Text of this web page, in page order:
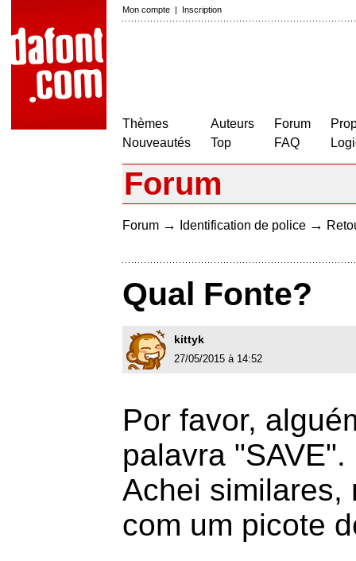
Mon compte | Inscription
Thèmes
Nouveautés
Auteurs
Top
Forum
FAQ
Forum
Forum → Identification de police →
Qual Fonte?
kittyk
27/05/2015 à 14:52
Por favor,
palavra "SAVE".
Achei similares,
com um picote